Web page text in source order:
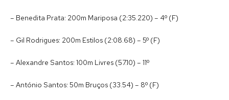
– Benedita Prata: 200m Mariposa (2:35.220) – 4º (F)
– Gil Rodrigues: 200m Estilos (2:08.68) – 5º (F)
– Alexandre Santos: 100m Livres (57.10) – 11º
– António Santos: 50m Bruços (33.54) – 8º (F)